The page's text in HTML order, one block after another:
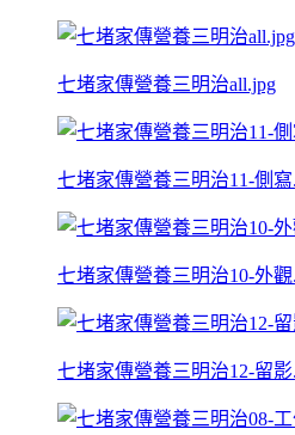
七堵家傳營養三明治all.jpg
七堵家傳營養三明治11-側寫
七堵家傳營養三明治10-外觀
七堵家傳營養三明治12-留影